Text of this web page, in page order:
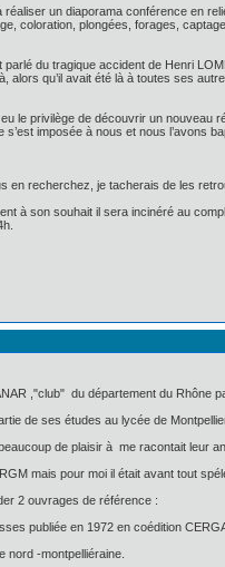
un diaporama conférence en
coloration, plongées, forages,
du tragique accident de Henri
qu’il avait été là à toutes ses
le privilège de découvrir un nouveau
s’est imposée à nous et nous
en recherchez, je tacherais de les
à son souhait il sera incinéré au
,"club" du département du Rhône
de ses études au lycée de
de plaisir à me racontait leur
mais pour moi il était avant tout
2 ouvrages de référence :
publiée en 1972 en coédition
nord -montpelliéraine.